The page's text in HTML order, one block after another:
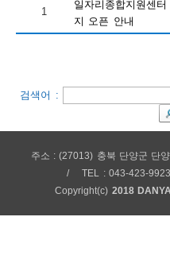
1
일자리종합지원센터
지 오픈 안내
검색어 :
내
센
주소 : (27013) 충북 단양군 단
TEL : 043-423-
Copyright(c) 2018